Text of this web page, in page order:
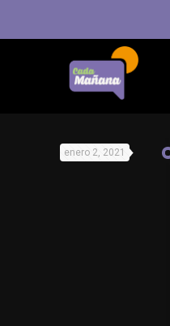
enero 2, 2021